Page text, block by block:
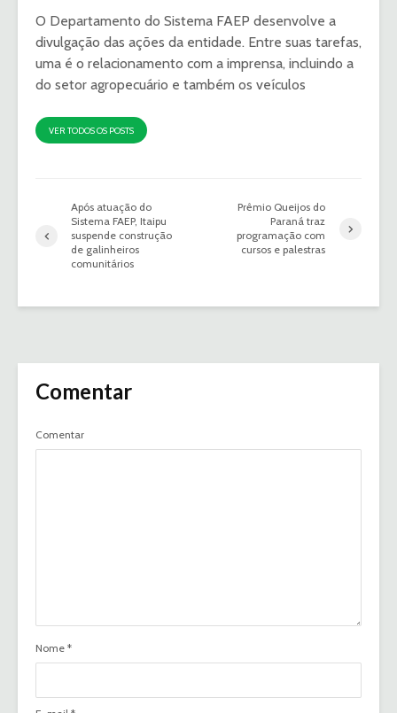
O Departamento do Sistema FAEP desenvolve a
divulgação das ações da entidade. Entre suas tarefas,
uma é o relacionamento com a imprensa, incluindo a
do setor agropecuário e também os veículos
VER TODOS OS POSTS
Após atuação do
Sistema FAEP, Itaipu
suspende construção
de galinheiros
comunitários
Prêmio Queijos do
Paraná traz
programação com
cursos e palestras
Comentar
Comentar
Nome *